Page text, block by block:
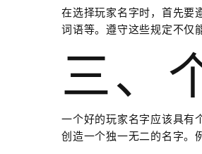
在选择玩家名字时，首先要
词语等。遵守这些规定不仅
三、
一个好的玩家名字应该具有
创造一个独一无二的名字。